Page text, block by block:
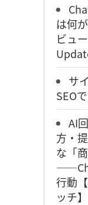
は何
ビュ
サ
SEO
AI
方・
な「
行動
ッチ】